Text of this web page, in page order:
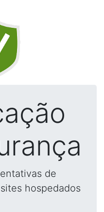
de
hospedados